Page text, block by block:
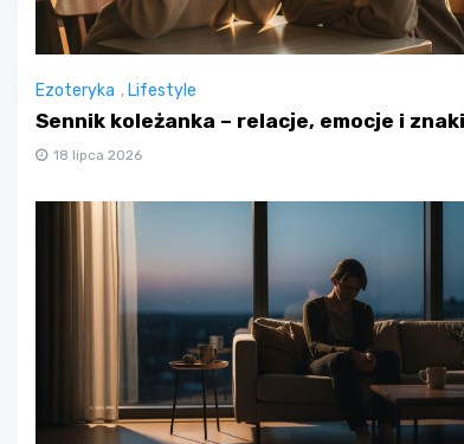
Ezoteryka , Lifestyle
Sennik koleżanka – relacje, emocje i znaki
18 lipca 2026